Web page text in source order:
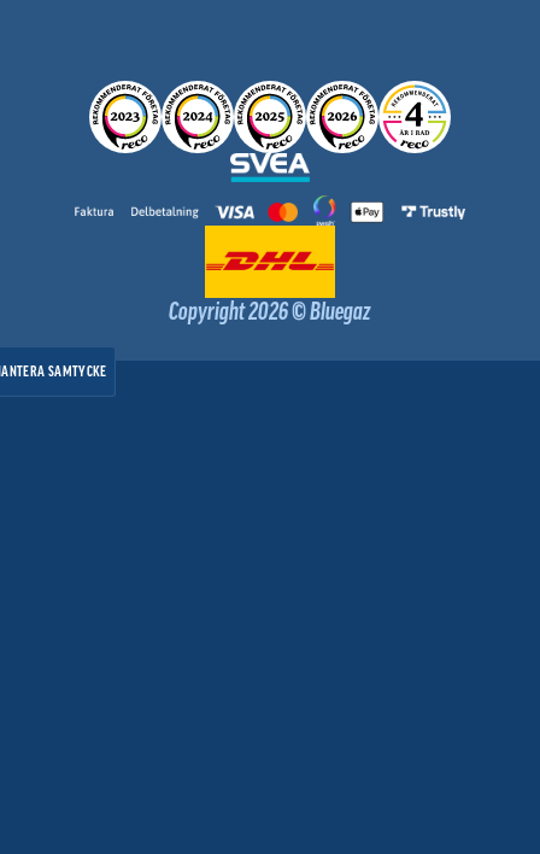
Copyright 2026 © Bluegaz
SAMTYCKE